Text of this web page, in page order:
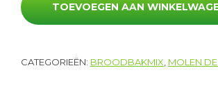
TOEVOEGEN AAN
CATEGORIEËN: BROODBAKMIX, MOLEN